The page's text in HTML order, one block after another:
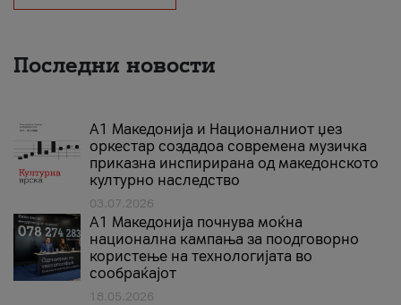
Последни новости
А1 Македонија и Националниот џез
оркестар создадоа современа музичка
приказна инспирирана од македонското
културно наследство
03.07.2026
A1 Македонија почнува моќна
национална кампања за поодговорно
користење на технологијата во
сообраќајот
18.05.2026